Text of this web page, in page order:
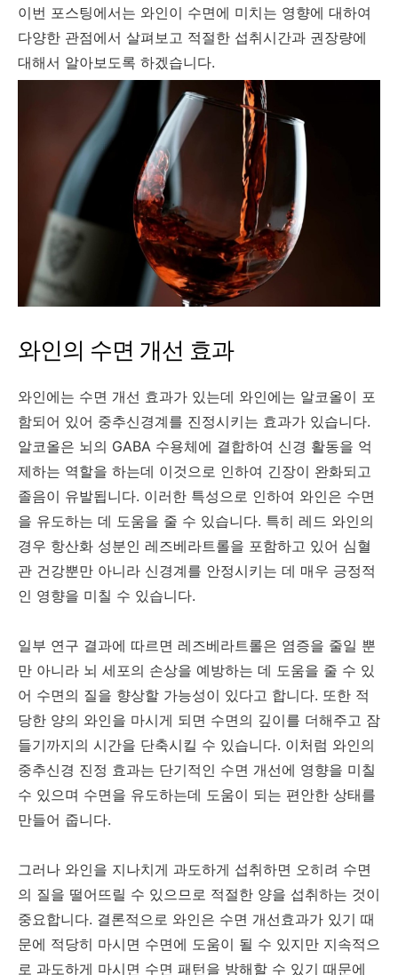
이번 포스팅에서는 와인이 수면에 미치는 영향에 대하여
다양한 관점에서 살펴보고 적절한 섭취시간과 권장량에
대해서 알아보도록 하겠습니다.
와인의 수면 개선 효과
와인에는 수면 개선 효과가 있는데 와인에는 알코올이 포
함되어 있어 중추신경계를 진정시키는 효과가 있습니다.
알코올은 뇌의 GABA 수용체에 결합하여 신경 활동을 억
제하는 역할을 하는데 이것으로 인하여 긴장이 완화되고
졸음이 유발됩니다. 이러한 특성으로 인하여 와인은 수면
을 유도하는 데 도움을 줄 수 있습니다. 특히 레드 와인의
경우 항산화 성분인 레즈베라트롤을 포함하고 있어 심혈
관 건강뿐만 아니라 신경계를 안정시키는 데 매우 긍정적
인 영향을 미칠 수 있습니다.
일부 연구 결과에 따르면 레즈베라트롤은 염증을 줄일 뿐
만 아니라 뇌 세포의 손상을 예방하는 데 도움을 줄 수 있
어 수면의 질을 향상할 가능성이 있다고 합니다. 또한 적
당한 양의 와인을 마시게 되면 수면의 깊이를 더해주고 잠
들기까지의 시간을 단축시킬 수 있습니다. 이처럼 와인의
중추신경 진정 효과는 단기적인 수면 개선에 영향을 미칠
수 있으며 수면을 유도하는데 도움이 되는 편안한 상태를
만들어 줍니다.
그러나 와인을 지나치게 과도하게 섭취하면 오히려 수면
의 질을 떨어뜨릴 수 있으므로 적절한 양을 섭취하는 것이
중요합니다. 결론적으로 와인은 수면 개선효과가 있기 때
문에 적당히 마시면 수면에 도움이 될 수 있지만 지속적으
로 과도하게 마시면 수면 패턴을 방해할 수 있기 때문에